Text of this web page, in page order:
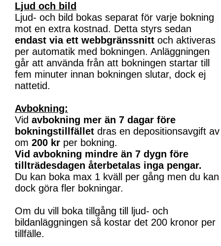
Ljud och bild
Ljud- och bild bokas separat för varje bokning
mot en extra kostnad. Detta styrs sedan
endast via ett webbgränssnitt och aktiveras
per automatik med bokningen. Anläggningen
går att använda från att bokningen startar till
fem minuter innan bokningen slutar, dock ej
nattetid.
Avbokning:
Vid avbokning mer än 7 dagar före
bokningstillfället dras en depositionsavgift av
om 200 kr per bokning.
Vid avbokning mindre än 7 dygn före
tillträdesdagen återbetalas inga pengar.
Du kan boka max 1 kväll per gång men du kan
dock göra fler bokningar.
Om du vill boka tillgång till ljud- och
bildanläggningen så kostar det 200 kronor per
tillfälle.